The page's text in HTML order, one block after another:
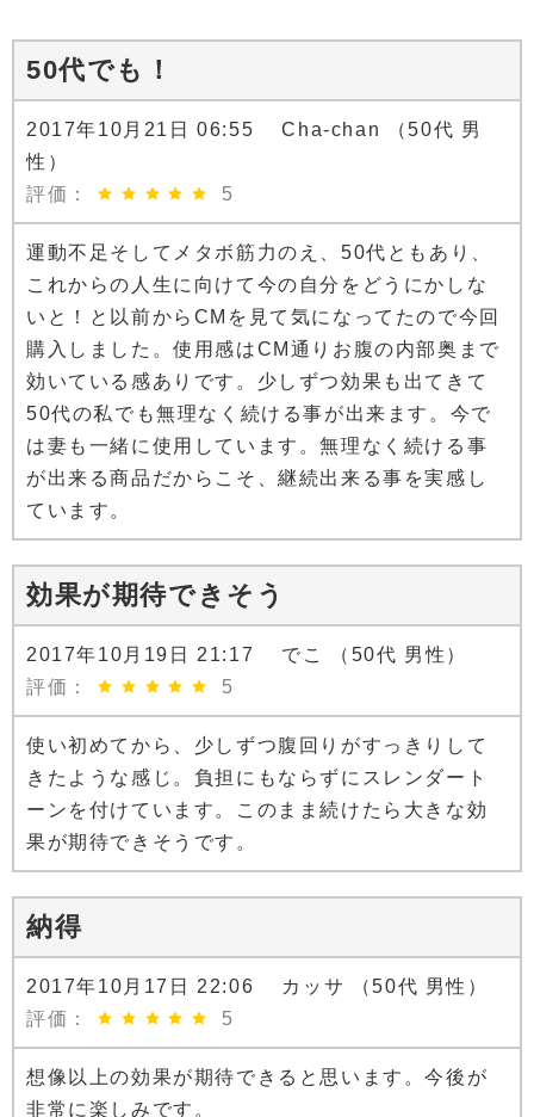
50代でも！
2017年10月21日 06:55 Cha-chan （50代 男
性）
評価：
5
運動不足そしてメタボ筋力のえ、50代ともあり、
これからの人生に向けて今の自分をどうにかしな
いと！と以前からCMを見て気になってたので今回
購入しました。使用感はCM通りお腹の内部奥まで
効いている感ありです。少しずつ効果も出てきて
50代の私でも無理なく続ける事が出来ます。今で
は妻も一緒に使用しています。無理なく続ける事
が出来る商品だからこそ、継続出来る事を実感し
ています。
効果が期待できそう
2017年10月19日 21:17 でこ （50代 男性）
評価：
5
使い初めてから、少しずつ腹回りがすっきりして
きたような感じ。負担にもならずにスレンダート
ーンを付けています。このまま続けたら大きな効
果が期待できそうです。
納得
2017年10月17日 22:06 カッサ （50代 男性）
評価：
5
想像以上の効果が期待できると思います。今後が
非常に楽しみです。